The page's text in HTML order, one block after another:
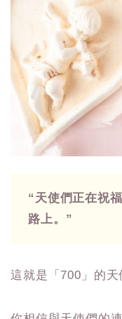
“天使們正在祝
路上。”
這就是「700」的天